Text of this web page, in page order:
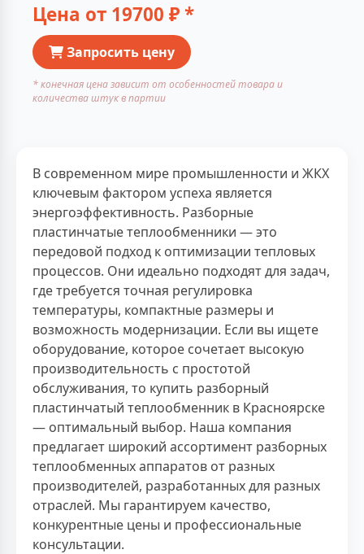
Цена от 19700 ₽ *
Запросить цену
* конечная цена зависит от особенностей товара и
количества штук в партии
В современном мире промышленности и ЖКХ
ключевым фактором успеха является
энергоэффективность. Разборные
пластинчатые теплообменники — это
передовой подход к оптимизации тепловых
процессов. Они идеально подходят для задач,
где требуется точная регулировка
температуры, компактные размеры и
возможность модернизации. Если вы ищете
оборудование, которое сочетает высокую
производительность с простотой
обслуживания, то купить разборный
пластинчатый теплообменник в Красноярске
— оптимальный выбор. Наша компания
предлагает широкий ассортимент разборных
теплообменных аппаратов от разных
производителей, разработанных для разных
отраслей. Мы гарантируем качество,
конкурентные цены и профессиональные
консультации.